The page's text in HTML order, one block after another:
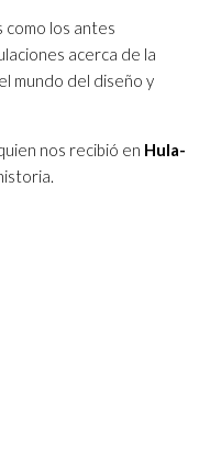
los antes
acerca de la
mundo del diseño y
nos recibió en Hula-